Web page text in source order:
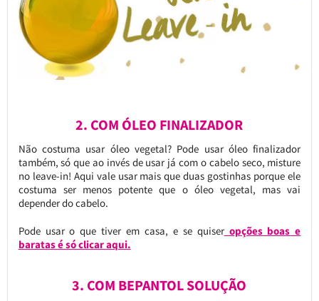
2. COM ÓLEO FINALIZADOR
Não costuma usar óleo vegetal? Pode usar óleo finalizador
também, só que ao invés de usar já com o cabelo seco, misture
no leave-in! Aqui vale usar mais que duas gostinhas porque ele
costuma ser menos potente que o óleo vegetal, mas vai
depender do cabelo.
Pode usar o que tiver em casa, e se quiseropções boas e
baratas é só clicar aqui.
3. COM BEPANTOL SOLUÇÃO